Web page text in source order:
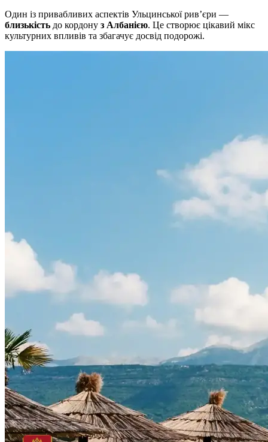
Один із привабливих аспектів Ульцинської рив’єри —
близькість до кордону з Албанією. Це створює цікавий мікс
культурних впливів та збагачує досвід подорожі.